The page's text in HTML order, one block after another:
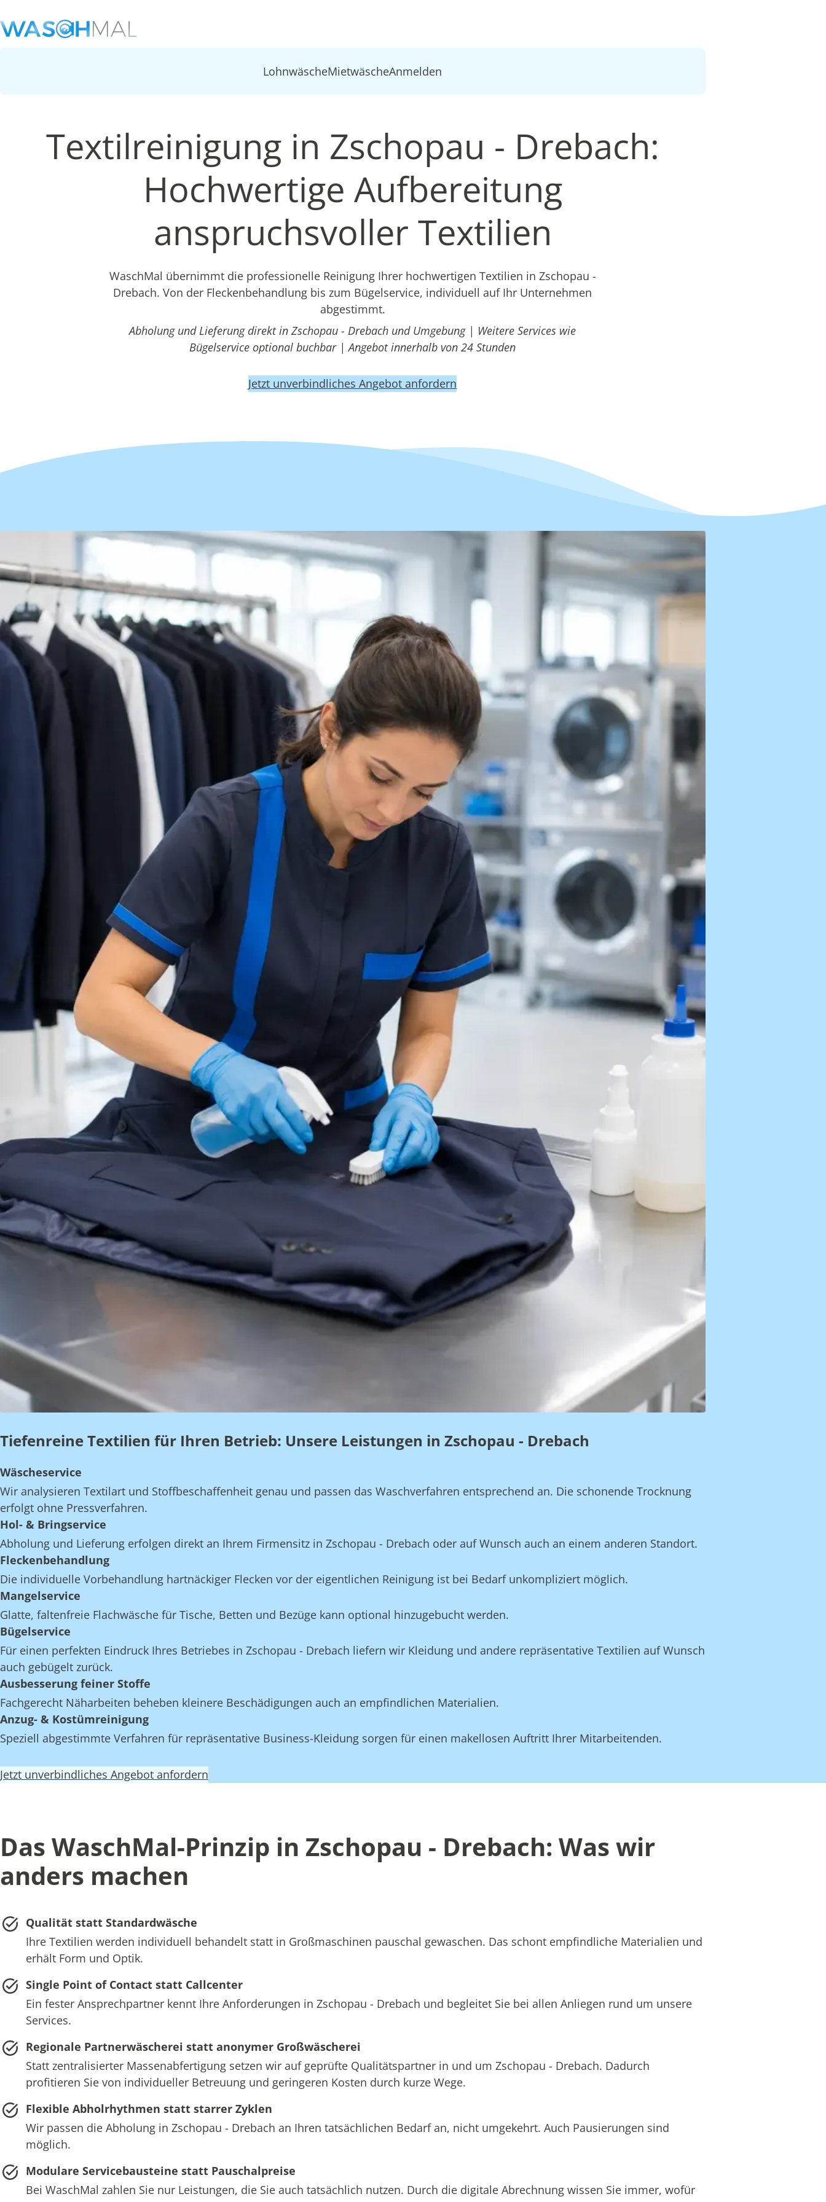
LohnwäscheMietwäscheAnmelden
Textilreinigung in Zschopau - Drebach:
Hochwertige Aufbereitung
anspruchsvoller Textilien
WaschMal übernimmt die professionelle Reinigung Ihrer hochwertigen Textilien in Zschopau -
Drebach. Von der Fleckenbehandlung bis zum Bügelservice, individuell auf Ihr Unternehmen
abgestimmt.
Abholung und Lieferung direkt in Zschopau - Drebach und Umgebung | Weitere Services wie
Bügelservice optional buchbar | Angebot innerhalb von 24 Stunden
Jetzt unverbindliches Angebot anfordern
Tiefenreine Textilien für Ihren Betrieb: Unsere Leistungen in Zschopau - Drebach
Wäscheservice
Wir analysieren Textilart und Stoffbeschaffenheit genau und passen das Waschverfahren entsprechend an. Die schonende Trocknung
erfolgt ohne Pressverfahren.
Hol- & Bringservice
Abholung und Lieferung erfolgen direkt an Ihrem Firmensitz in Zschopau - Drebach oder auf Wunsch auch an einem anderen Standort.
Fleckenbehandlung
Die individuelle Vorbehandlung hartnäckiger Flecken vor der eigentlichen Reinigung ist bei Bedarf unkompliziert möglich.
Mangelservice
Glatte, faltenfreie Flachwäsche für Tische, Betten und Bezüge kann optional hinzugebucht werden.
Bügelservice
Für einen perfekten Eindruck Ihres Betriebes in Zschopau - Drebach liefern wir Kleidung und andere repräsentative Textilien auf Wunsch
auch gebügelt zurück.
Ausbesserung feiner Stoffe
Fachgerecht Näharbeiten beheben kleinere Beschädigungen auch an empfindlichen Materialien.
Anzug- & Kostümreinigung
Speziell abgestimmte Verfahren für repräsentative Business-Kleidung sorgen für einen makellosen Auftritt Ihrer Mitarbeitenden.
Jetzt unverbindliches Angebot anfordern
Das WaschMal-Prinzip in Zschopau - Drebach: Was wir
anders machen
Qualität statt Standardwäsche
Ihre Textilien werden individuell behandelt statt in Großmaschinen pauschal gewaschen. Das schont empfindliche Materialien und
erhält Form und Optik.
Single Point of Contact statt Callcenter
Ein fester Ansprechpartner kennt Ihre Anforderungen in Zschopau - Drebach und begleitet Sie bei allen Anliegen rund um unsere
Services.
Regionale Partnerwäscherei statt anonymer Großwäscherei
Statt zentralisierter Massenabfertigung setzen wir auf geprüfte Qualitätspartner in und um Zschopau - Drebach. Dadurch
profitieren Sie von individueller Betreuung und geringeren Kosten durch kurze Wege.
Flexible Abholrhythmen statt starrer Zyklen
Wir passen die Abholung in Zschopau - Drebach an Ihren tatsächlichen Bedarf an, nicht umgekehrt. Auch Pausierungen sind
möglich.
Modulare Servicebausteine statt Pauschalpreise
Bei WaschMal zahlen Sie nur Leistungen, die Sie auch tatsächlich nutzen. Durch die digitale Abrechnung wissen Sie immer, wofür